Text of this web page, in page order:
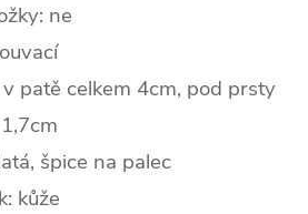
ne
v patě celkem 4cm, pod prsty
špice na palec
kůže